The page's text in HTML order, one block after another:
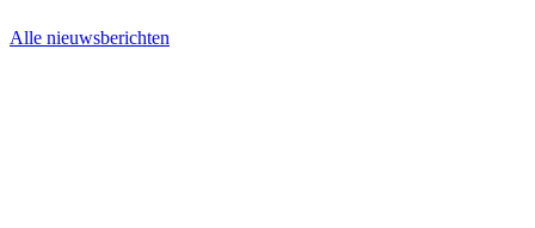
Alle nieuwsberichten